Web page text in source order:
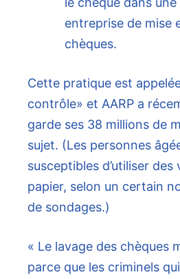
entreprise de mise
chèques.
Cette pratique est
contrôle» et AARP a
garde ses 38 millions de
sujet. (Les personnes
susceptibles d’utiliser
papier, selon un certain
de sondages.)
« Le lavage des chèques
parce que les criminels